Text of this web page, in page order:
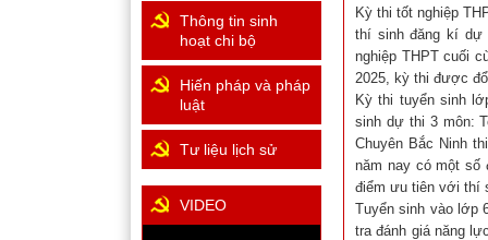
Kỳ thi tốt nghiệp
thí sinh đăng kí
nghiệp THPT cuối
2025, kỳ thi được
Kỳ thi tuyển sinh
sinh dự thi 3 môn:
Chuyên Bắc Ninh
năm nay có một số
điểm ưu tiên với thí
Tuyển sinh vào lớp
tra đánh giá năng
Thông tin sinh
hoạt chi bộ
Hiến pháp và pháp
luật
Tư liệu lịch sử
VIDEO